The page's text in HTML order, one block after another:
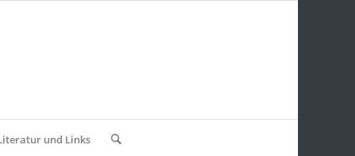
und Links